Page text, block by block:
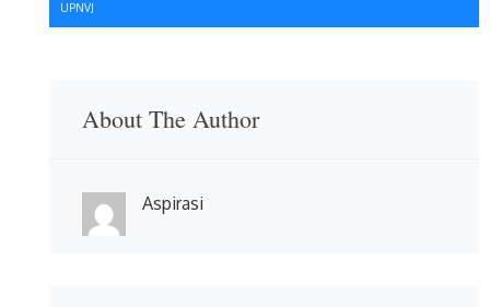
UPNVJ
About The Author
Aspirasi